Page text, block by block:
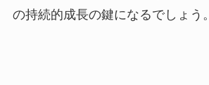
の持続的成長の鍵になるでしょう。